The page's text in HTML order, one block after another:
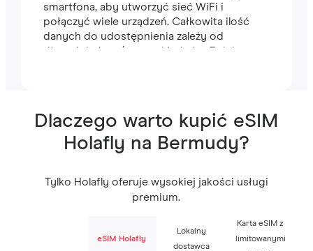
smartfona, aby utworzyć sieć WiFi i
połączyć wiele urządzeń. Całkowita ilość
danych do udostępnienia zależy od
długości planu (na przykład plan 7-dniowy
Dlaczego warto kupić eSIM
Holafly na Bermudy?
Tylko Holafly oferuje wysokiej jakości usługi
premium.
eSIM Holafly
Lokalny
dostawca
Karta eSIM z
limitowanymi